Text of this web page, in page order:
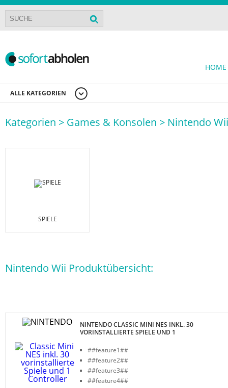
HOME
ALLE KATEGORIEN
Kategorien > Games & Konsolen > Nintendo Wii
SPIELE
Nintendo Wii Produktübersicht:
NINTENDO CLASSIC MINI NES INKL. 30
VORINSTALLIERTE SPIELE UND 1
##feature1##
##feature2##
##feature3##
##feature4##